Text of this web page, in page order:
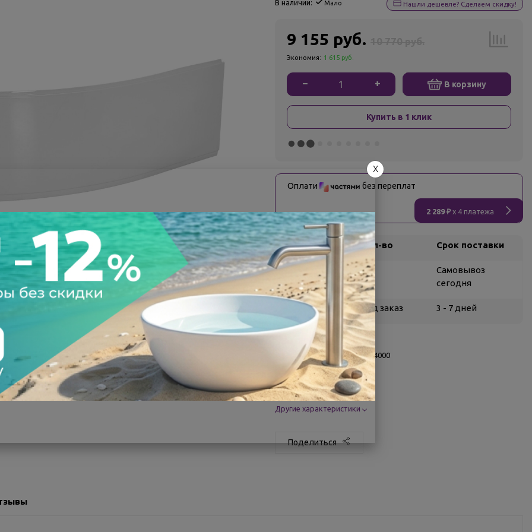
после осмотра Всегда низкие цены
В наличии: Мало Нашли дешевле? Сделаем скидку!
9 155 руб.
Экономия: 1 615 руб.
− + В корзину
Купить в 1 клик
Оплати без переплат
2 289 ₽x 4 платежа
Склад Кол-во Срок поставки
Воронеж 5
Самовывоз
сегодня
Белгород под заказ 3 - 7 дней
О товаре
Заводской артикул:
7259974000
Производитель: Roca
Гарантия:
10 лет
Страна:
Испания
Другие характеристики
Поделиться
X